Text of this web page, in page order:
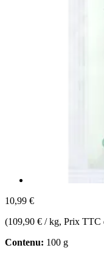
10,99 €
(109,90 € / kg, Prix TTC
Contenu: 100 g